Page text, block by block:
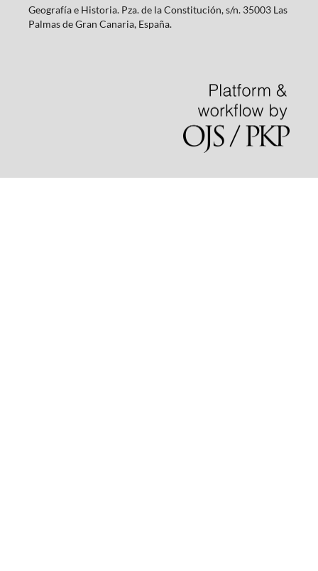
Geografía e Historia. Pza. de la Constitución, s/n. 35003 Las
Palmas de Gran Canaria, España.